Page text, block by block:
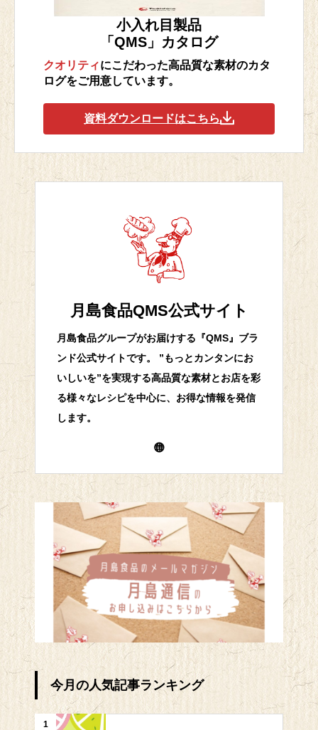
小入れ目製品
「QMS」カタログ
クオリティにこだわった高品質な素材のカタ
ログをご用意しています。
資料ダウンロードはこちら
月島食品QMS公式サイト
月島食品グループがお届けする『QMS』ブラ
ンド公式サイトです。 ”もっとカンタンにお
いしいを”を実現する高品質な素材とお店を彩
る様々なレシピを中心に、お得な情報を発信
します。
今月の人気記事ランキング
1